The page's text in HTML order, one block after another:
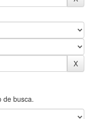
de busca.